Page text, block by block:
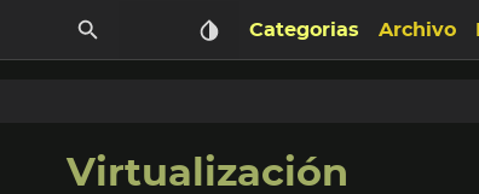
Categorias Archivo
Virtualización